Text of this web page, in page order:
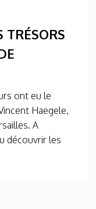
TRÉSORS
ont eu le
Haegele,
A
découvrir les